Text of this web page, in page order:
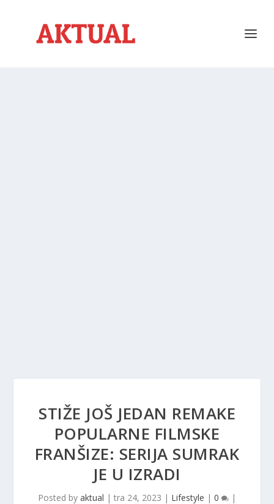
STIŽE JOŠ JEDAN REMAKE
POPULARNE FILMSKE
FRANŠIZE: SERIJA SUMRAK
JE U IZRADI
Posted by aktual | tra 24, 2023 | Lifestyle | 0 |